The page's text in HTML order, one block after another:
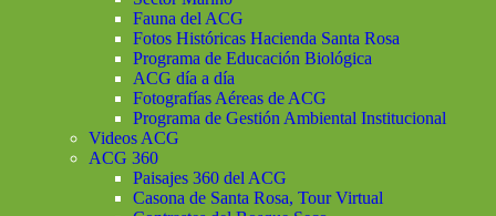
Fauna del ACG
Fotos Históricas Hacienda Santa Rosa
Programa de Educación Biológica
ACG día a día
Fotografías Aéreas de ACG
Programa de Gestión Ambiental Institucional
Videos ACG
ACG 360
Paisajes 360 del ACG
Casona de Santa Rosa, Tour Virtual